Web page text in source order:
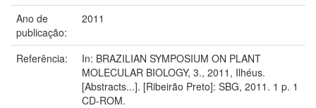
Ano de
publicação:
2011
Referência:
In: BRAZILIAN SYMPOSIUM ON PLANT
MOLECULAR BIOLOGY, 3., 2011, Ilhéus.
[Abstracts...]. [Ribeirão Preto]: SBG, 2011. 1 p. 1
CD-ROM.